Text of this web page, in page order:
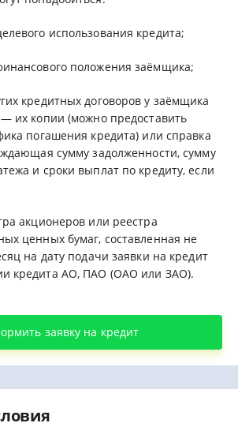
использования кредита;
положения заёмщика;
кредитных договоров у заёмщика
их копии (можно предоставить
погашения кредита) или справка
сумму задолженности, сумму
и сроки выплат по кредиту, если
акционеров или реестра
ценных бумаг, составленная не
на дату подачи заявки на кредит
кредита АО, ПАО (ОАО или ЗАО).
заявку на кредит